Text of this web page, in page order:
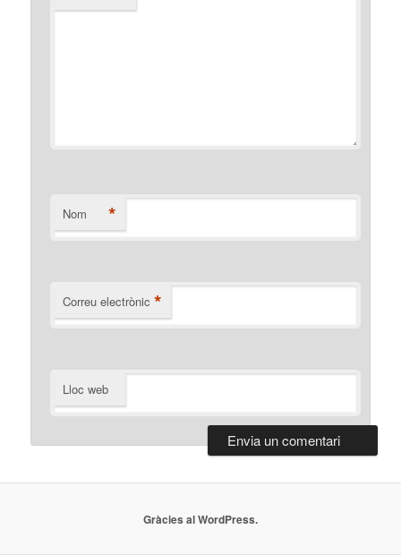
Nom *
Correu electrònic *
Lloc web
Gràcies al WordPress.